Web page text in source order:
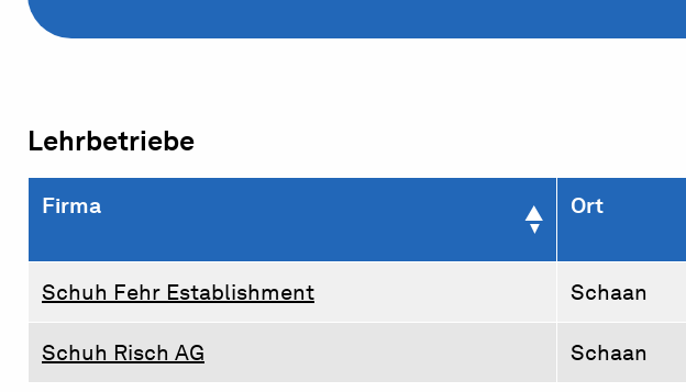
Lehrbetriebe
Firma Ort
Schuh Fehr Establishment Schaan
Schuh Risch AG Schaan